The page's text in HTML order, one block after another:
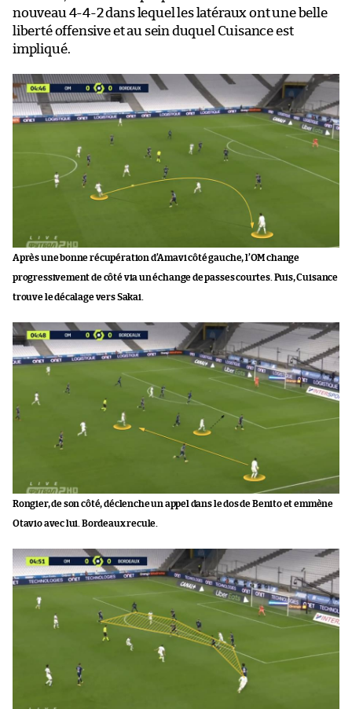
nouveau 4-4-2 dans lequel les latéraux ont une belle
liberté offensive et au sein duquel Cuisance est
impliqué.
Après une bonne récupération d’Amavi côté gauche, l’OM change
progressivement de côté via un échange de passes courtes. Puis, Cuisance
trouve le décalage vers Sakai.
Rongier, de son côté, déclenche un appel dans le dos de Benito et emmène
Otavio avec lui. Bordeaux recule.